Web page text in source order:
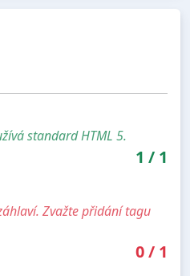
standard HTML 5.
1 / 1
Zvažte přidání tagu
0/ 1